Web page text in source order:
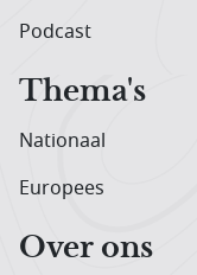
Podcast
Thema's
Nationaal
Europees
Over ons